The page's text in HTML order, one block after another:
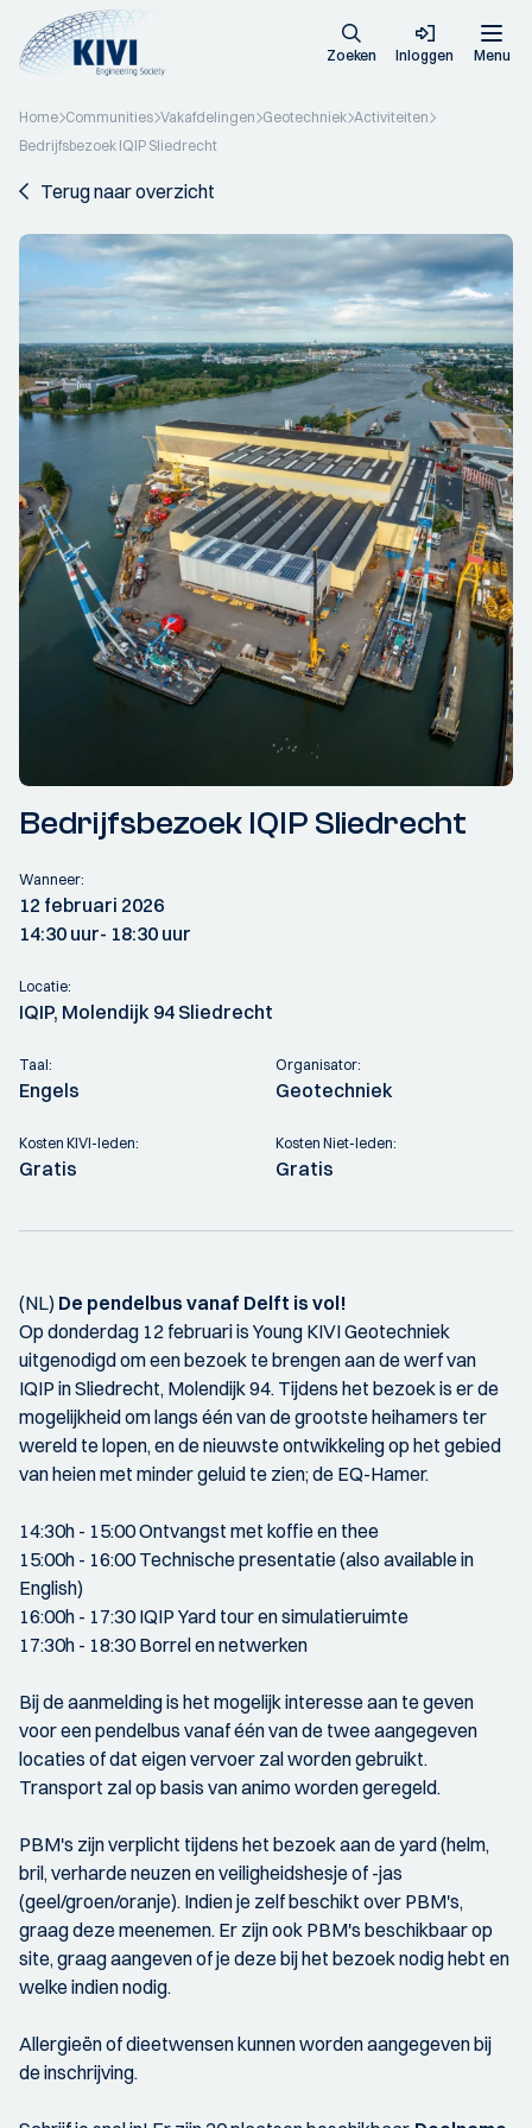
Zoeken Inloggen Menu
Home Communities Vakafdelingen Geotechniek Activiteiten
Bedrijfsbezoek IQIP Sliedrecht
Terug naar overzicht
Bedrijfsbezoek IQIP Sliedrecht
Wanneer:
12 februari 2026
14:30 uur- 18:30 uur
Locatie:
IQIP, Molendijk 94 Sliedrecht
Taal:
Engels
Organisator:
Geotechniek
Kosten KIVI-leden:
Gratis
Kosten Niet-leden:
Gratis
(NL) De pendelbus vanaf Delft is vol!
Op donderdag 12 februari is Young KIVI Geotechniek
uitgenodigd om een bezoek te brengen aan de werf van
IQIP in Sliedrecht, Molendijk 94. Tijdens het bezoek is er de
mogelijkheid om langs één van de grootste heihamers ter
wereld te lopen, en de nieuwste ontwikkeling op het gebied
van heien met minder geluid te zien; de EQ-Hamer.
14:30h - 15:00 Ontvangst met koffie en thee
15:00h - 16:00 Technische presentatie (also available in
English)
16:00h - 17:30 IQIP Yard tour en simulatieruimte
17:30h - 18:30 Borrel en netwerken
Bij de aanmelding is het mogelijk interesse aan te geven
voor een pendelbus vanaf één van de twee aangegeven
locaties of dat eigen vervoer zal worden gebruikt.
Transport zal op basis van animo worden geregeld.
PBM's zijn verplicht tijdens het bezoek aan de yard (helm,
bril, verharde neuzen en veiligheidshesje of -jas
(geel/groen/oranje). Indien je zelf beschikt over PBM's,
graag deze meenemen. Er zijn ook PBM's beschikbaar op
site, graag aangeven of je deze bij het bezoek nodig hebt en
welke indien nodig.
Allergieën of dieetwensen kunnen worden aangegeven bij
de inschrijving.